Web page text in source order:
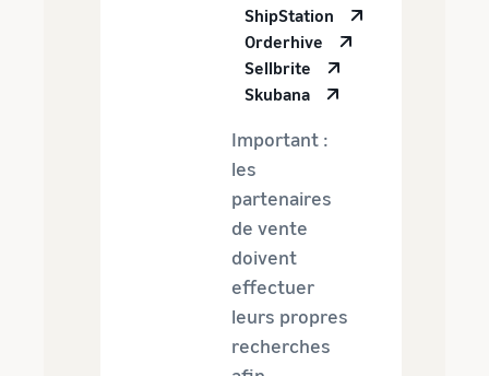
ShipStation
Orderhive
Sellbrite
Skubana
Important :
les
partenaires
de vente
doivent
effectuer
leurs propres
recherches